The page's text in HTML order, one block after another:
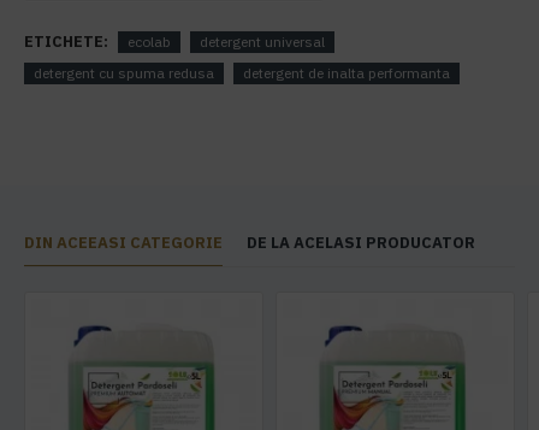
ETICHETE: ecolab
detergent universal
detergent cu spuma redusa
detergent de inalta performanta
DIN ACEEASI CATEGORIE DE LA ACELASI PRODUCATOR